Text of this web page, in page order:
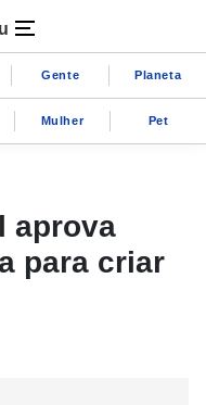
Gente Planeta
Mulher Pet
aprova
para criar